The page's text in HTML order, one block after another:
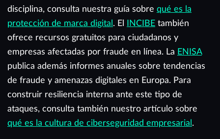
disciplina, consulta nuestra guía sobre qué es la
protección de marca digital . El INCIBE también
ofrece recursos gratuitos para ciudadanos y
empresas afectadas por fraude en línea. La ENISA
publica además informes anuales sobre tendencias
de fraude y amenazas digitales en Europa. Para
construir resiliencia interna ante este tipo de
ataques, consulta también nuestro artículo sobre
qué es la cultura de ciberseguridad empresarial .